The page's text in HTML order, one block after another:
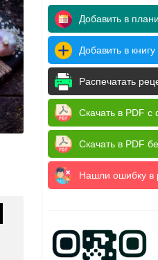
Добавить в
Добавить в
Распечатать
Скачать в PDF с
Скачать в PDF
Нашли ошибку в